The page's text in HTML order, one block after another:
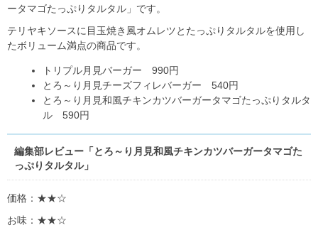
ータマゴたっぷりタルタル」です。
テリヤキソースに目玉焼き風オムレツとたっぷりタルタルを使用し
たボリューム満点の商品です。
トリプル月見バーガー 990円
とろ～り月見チーズフィレバーガー 540円
とろ～り月見和風チキンカツバーガータマゴたっぷりタルタ
ル 590円
編集部レビュー「とろ～り月見和風チキンカツバーガータマゴた
っぷりタルタル」
価格：★★☆
お味：★★☆